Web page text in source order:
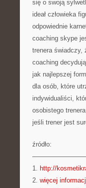
się o swoją
ideał człowieka
odpowiednie
coaching skype
trenera świadczy,
coaching
jak najlepszej
dla osób, które
indywidualiści,
osobistego
jeśli trener jest
źródło:
1. http://
2. więcej